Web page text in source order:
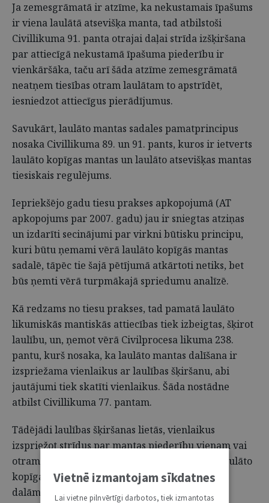
Ja zemesgrāmatā ir atzīme, ka nekustamais īpašums
ir viena laulātā atsevišķa manta, tad atbilstoši
Civillikuma 91. panta otrajai daļai strīda izšķiršana
par attiecīgā nekustamā īpašuma piederību ir
vienkāršāka, taču arī šāda atzīme zemesgrāmatā
neatņem tiesības otram laulātam to apstrīdēt,
iesniedzot attiecīgus pierādījumus.
Savukārt, laulāto mantas sadales pamatprincipus
nosaka Civillikuma 89. un 91. pants, kuros ir ietverts
laulāto kopīgas mantas un laulāto atsevišķas mantas
tiesiskais regulējums.
Iepriekšējo gadu tiesu prakses apkopojumā (AT
apkopojums par 2007. gadu) jau ir sniegtas atziņas
un izdarīti secinājumi par virkni būtisku principu,
kuri būtu ņemami vērā laulāto kopīgās mantas
sadalē, tāpēc tie šajā pētījumā atkārtoti netiks, bet
būs ņemti vērā turpmākajā spriedumu analīzē.
Kā redzams no tiesu prakses, tad pamatā laulāto
likumiskās mantiskās attiecības tiek izbeigtas, šķirot
laulību, un, ņemot vērā Civilprocesa likuma 238.
pantu, kurš nosaka, ka laulāto mantas dalīšana ir
izspriežama vienlaikus ar laulības šķiršanu, abi
jautājumi tiek skatīti vienlaikus. Šāda nostādne
atbilst Civillikuma 77. pantam.
Tādējādi laulības šķiršanas lietās, vienlaikus
izspriežot strīdus par mantas piederību vienam vai
otram no laulātajiem, arī ar tālākminētajiem laulāto
kopīgas mantas dalīšanas kritērijiem ir saistīta
dalāmās mantas sastāva noteikšana.
Vietnē izmantojam sīkdatnes
Lai vietne pilnvērtīgi darbotos, tiek izmantotas